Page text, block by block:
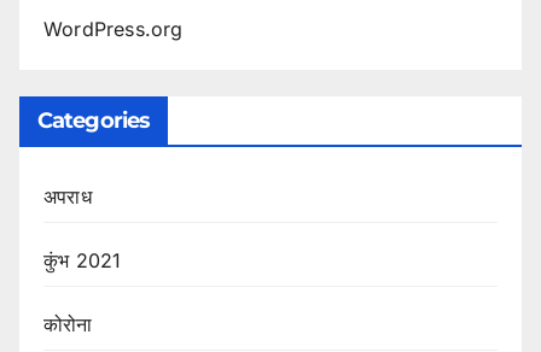
WordPress.org
Categories
अपराध
कुंभ 2021
कोरोना